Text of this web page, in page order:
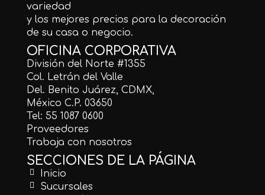
variedad
y los mejores precios para la decoración
de su casa o negocio.
OFICINA CORPORATIVA
División del Norte #1355
Col. Letrán del Valle
Del. Benito Juárez, CDMX,
México C.P. 03650
Tel: 55 1087 0600
Proveedores
Trabaja con nosotros
SECCIONES DE LA PÁGINA
Inicio
Sucursales